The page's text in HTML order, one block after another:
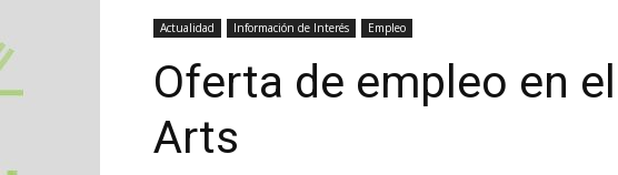
Actualidad Información de Interés Empleo
Oferta de empleo en
Arts